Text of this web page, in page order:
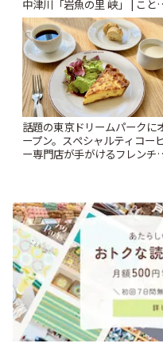
中津川「岩魚の里 峡」 | こと
っぷ
話題の東京ドリームパークに
ープン。スペシャルティコー
ー専門店が手がけるフレンチ